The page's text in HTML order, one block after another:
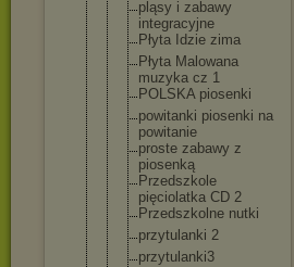
pląsy i zabawy
integracyjne
Płyta Idzie zima
Płyta Malowana
muzyka cz 1
POLSKA piosenki
powitanki piosenki na
powitanie
proste zabawy z
piosenką
Przedszkole
pięciolatka CD 2
Przedszkolne nutki
przytulanki 2
przytulanki3